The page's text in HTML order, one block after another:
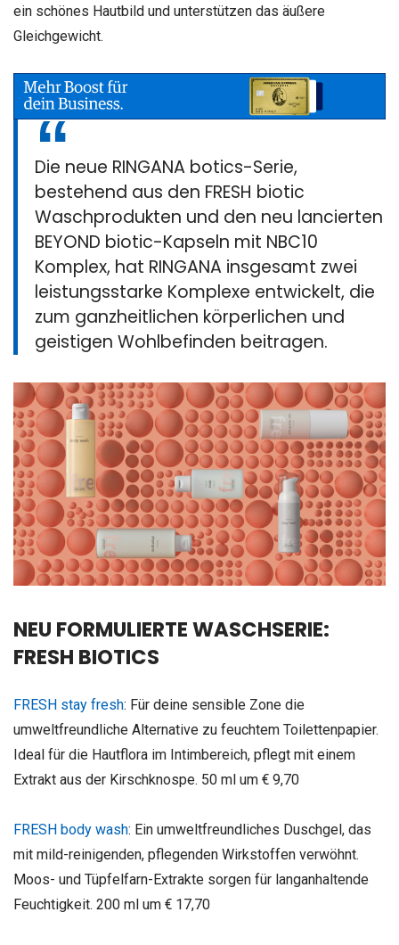
ein schönes Hautbild und unterstützen das äußere
Gleichgewicht.
Die neue RINGANA botics-Serie,
bestehend aus den FRESH biotic
Waschprodukten und den neu lancierten
BEYOND biotic-Kapseln mit NBC10
Komplex, hat RINGANA insgesamt zwei
leistungsstarke Komplexe entwickelt, die
zum ganzheitlichen körperlichen und
geistigen Wohlbefinden beitragen.
NEU FORMULIERTE WASCHSERIE:
FRESH BIOTICS
FRESH stay fresh: Für deine sensible Zone die
umweltfreundliche Alternative zu feuchtem Toilettenpapier.
Ideal für die Hautflora im Intimbereich, pflegt mit einem
Extrakt aus der Kirschknospe. 50 ml um € 9,70
FRESH body wash: Ein umweltfreundliches Duschgel, das
mit mild-reinigenden, pflegenden Wirkstoffen verwöhnt.
Moos- und Tüpfelfarn-Extrakte sorgen für langanhaltende
Feuchtigkeit. 200 ml um € 17,70